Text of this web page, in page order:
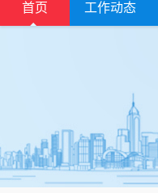
首页 工作动态